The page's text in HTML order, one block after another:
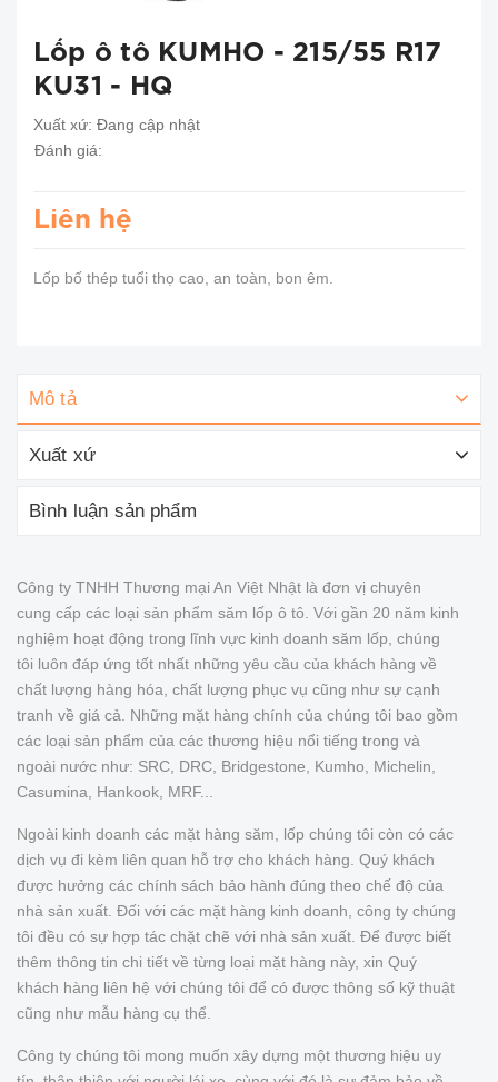
Lốp ô tô KUMHO - 215/55 R17
KU31 - HQ
Xuất xứ: Đang cập nhật
Đánh giá:
Liên hệ
Lốp bố thép tuổi thọ cao, an toàn, bon êm.
Mô tả
Xuất xứ
Bình luận sản phẩm
Công ty TNHH Thương mại An Việt Nhật là đơn vị chuyên
cung cấp các loại sản phẩm săm lốp ô tô. Với gần 20 năm kinh
nghiệm hoạt động trong lĩnh vực kinh doanh săm lốp, chúng
tôi luôn đáp ứng tốt nhất những yêu cầu của khách hàng về
chất lượng hàng hóa, chất lượng phục vụ cũng như sự cạnh
tranh về giá cả. Những mặt hàng chính của chúng tôi bao gồm
các loại sản phẩm của các thương hiệu nổi tiếng trong và
ngoài nước như: SRC, DRC, Bridgestone, Kumho, Michelin,
Casumina, Hankook, MRF...
Ngoài kinh doanh các mặt hàng săm, lốp chúng tôi còn có các
dịch vụ đi kèm liên quan hỗ trợ cho khách hàng. Quý khách
được hưởng các chính sách bảo hành đúng theo chế độ của
nhà sản xuất. Đối với các mặt hàng kinh doanh, công ty chúng
tôi đều có sự hợp tác chặt chẽ với nhà sản xuất. Để được biết
thêm thông tin chi tiết về từng loại mặt hàng này, xin Quý
khách hàng liên hệ với chúng tôi để có được thông số kỹ thuật
cũng như mẫu hàng cụ thể.
Công ty chúng tôi mong muốn xây dựng một thương hiệu uy